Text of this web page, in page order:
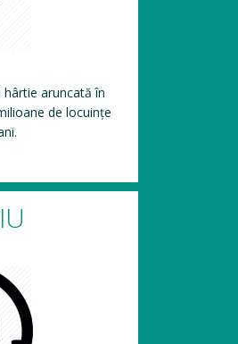
aruncată în
de locuințe